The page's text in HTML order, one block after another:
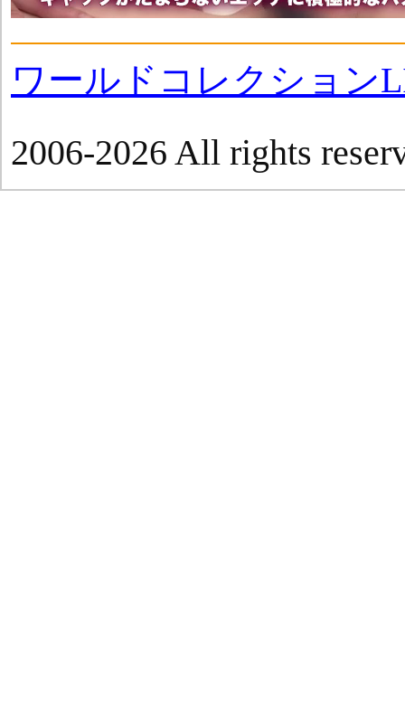
ワールドコレクション
2006-2026 All rights